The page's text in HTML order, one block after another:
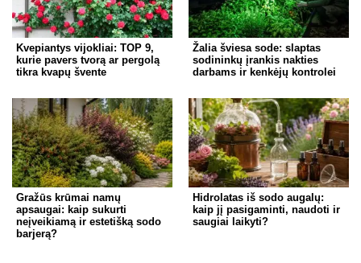
Kvepiantys vijokliai: TOP 9,
kurie pavers tvorą ar pergolą
tikra kvapų švente
Žalia šviesa sode: slaptas
sodininkų įrankis nakties
darbams ir kenkėjų kontrolei
Gražūs krūmai namų
apsaugai: kaip sukurti
neįveikiamą ir estetišką sodo
barjerą?
Hidrolatas iš sodo augalų:
kaip jį pasigaminti, naudoti ir
saugiai laikyti?